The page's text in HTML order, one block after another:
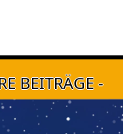
BEITRÄGE -